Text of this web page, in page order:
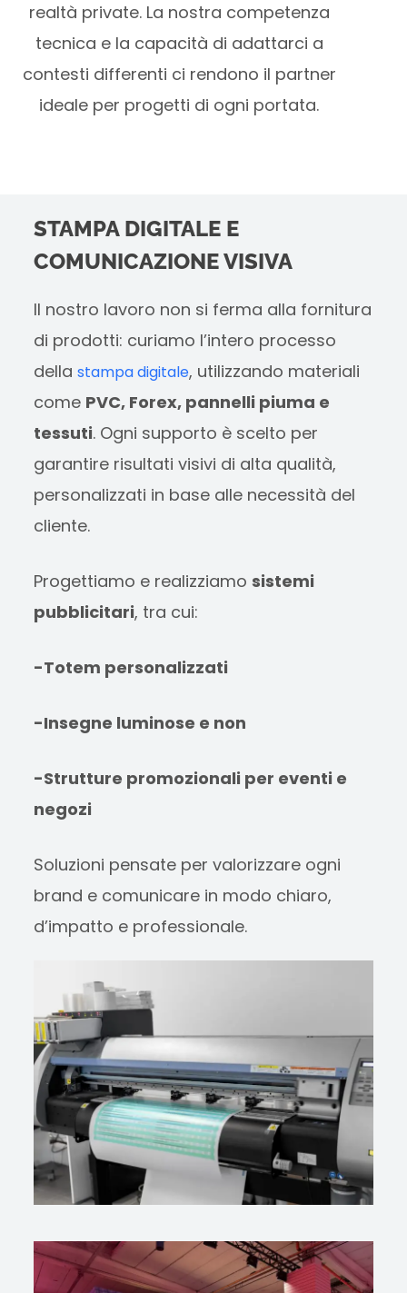
realtà private. La nostra competenza
tecnica e la capacità di adattarci a
contesti differenti ci rendono il partner
ideale per progetti di ogni portata.
STAMPA DIGITALE E
COMUNICAZIONE VISIVA
Il nostro lavoro non si ferma alla fornitura
di prodotti: curiamo l’intero processo
della stampa digitale, utilizzando materiali
come PVC, Forex, pannelli piuma e
tessuti. Ogni supporto è scelto per
garantire risultati visivi di alta qualità,
personalizzati in base alle necessità del
cliente.
Progettiamo e realizziamo sistemi
pubblicitari, tra cui:
-Totem personalizzati
-Insegne luminose e non
-Strutture promozionali per eventi e
negozi
Soluzioni pensate per valorizzare ogni
brand e comunicare in modo chiaro,
d’impatto e professionale.